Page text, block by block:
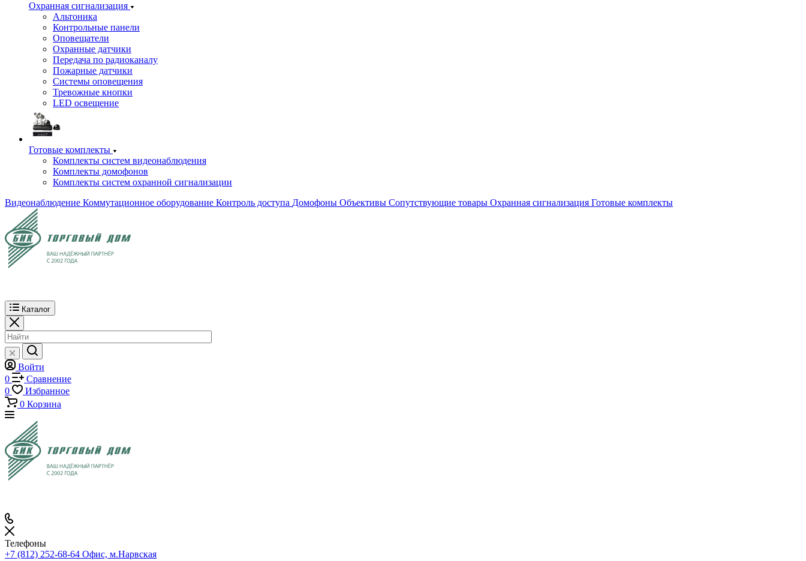
Охранная сигнализация
Альтоника
Контрольные панели
Оповещатели
Охранные датчики
Передача по радиоканалу
Пожарные датчики
Системы оповещения
Тревожные кнопки
LED освещение
Готовые комплекты
Комплекты систем видеонаблюдения
Комплекты домофонов
Комплекты систем охранной сигнализации
Видеонаблюдение Коммутационное оборудование Контроль доступа Домофоны Объективы Сопутствующие товары Охранная сигнализация Готовые комплекты
Каталог
Войти
0
Сравнение
0
Избранное
0 Корзина
Телефоны
+7 (812) 252-68-64 Офис, м.Нарвская